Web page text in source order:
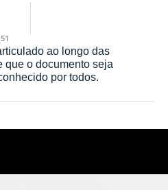
ao longo das
que o documento seja
por todos.